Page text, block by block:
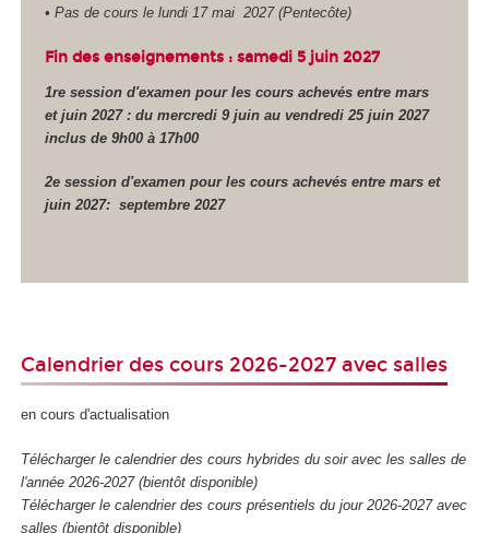
• Pas de cours le lundi 17 mai 2027 (Pentecôte)
Fin des enseignements : samedi 5 juin 2027
1re session d'examen pour les cours achevés entre mars
et juin 2027 : du mercredi 9 juin au vendredi 25 juin 2027
inclus de 9h00 à 17h00
2e session d'examen pour les cours achevés entre mars et
juin 2027: septembre 2027
Calendrier des cours 2026-2027 avec salles
en cours d'actualisation
Télécharger le calendrier des cours hybrides du soir avec les salles de
l'année 2026-2027 (bientôt disponible)
Télécharger le calendrier des cours présentiels du jour 2026-2027 avec
salles (bientôt disponible)